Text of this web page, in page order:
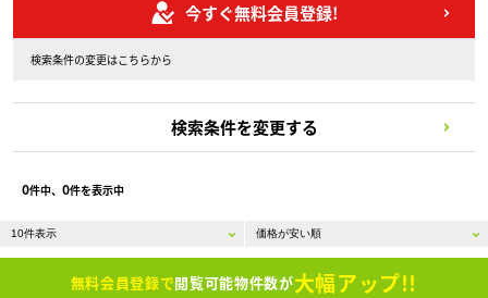
今すぐ無料会員登録!
検索条件の変更はこちらから
検索条件を変更する
0件中、 0件を表示中
無料会員登録で閲覧可能物件数が大幅アップ!!